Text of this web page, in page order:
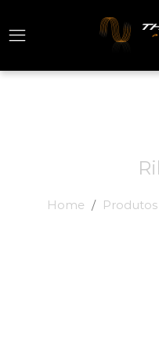
Home Produtos